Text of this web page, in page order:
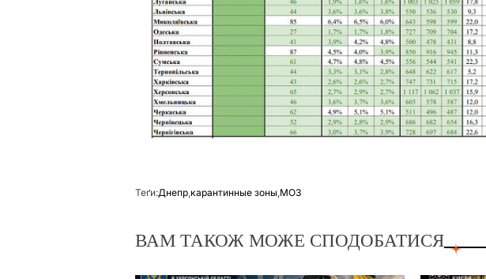
Теґи:Днепр карантинные зоны МОЗ
ВАМ ТАКОЖ МОЖЕ СПОДОБАТИСЯ